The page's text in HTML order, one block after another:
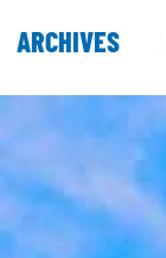
ARCHIVES